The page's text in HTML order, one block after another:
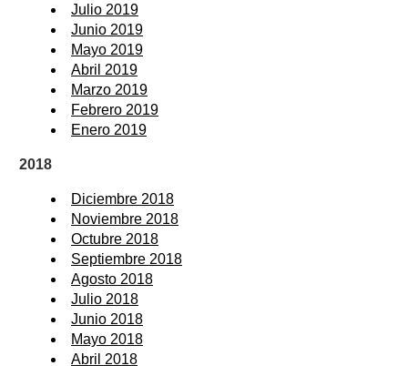
Julio 2019
Junio 2019
Mayo 2019
Abril 2019
Marzo 2019
Febrero 2019
Enero 2019
2018
Diciembre 2018
Noviembre 2018
Octubre 2018
Septiembre 2018
Agosto 2018
Julio 2018
Junio 2018
Mayo 2018
Abril 2018